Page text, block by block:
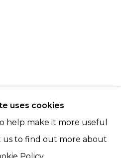
RETOUR
uses cookies
help make it more useful
us to find out more about
Policy.